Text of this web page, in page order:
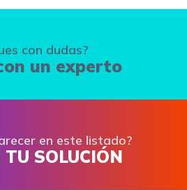
con dudas?
un experto
en este listado?
SOLUCIÓN